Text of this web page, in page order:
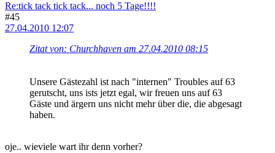
Re:tick tack tick tack... noch 5 Tage!!!!
#45
27.04.2010 12:07
Zitat von: Churchhaven am 27.04.2010 08:15
Unsere Gästezahl ist nach "internen" Troubles auf 63
gerutscht, uns ists jetzt egal, wir freuen uns auf 63
Gäste und ärgern uns nicht mehr über die, die abgesagt
haben.
oje.. wieviele wart ihr denn vorher?